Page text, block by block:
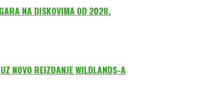
NA DISKOVIMA OD 2028.
NOVO REIZDANJE WILDLANDS-A